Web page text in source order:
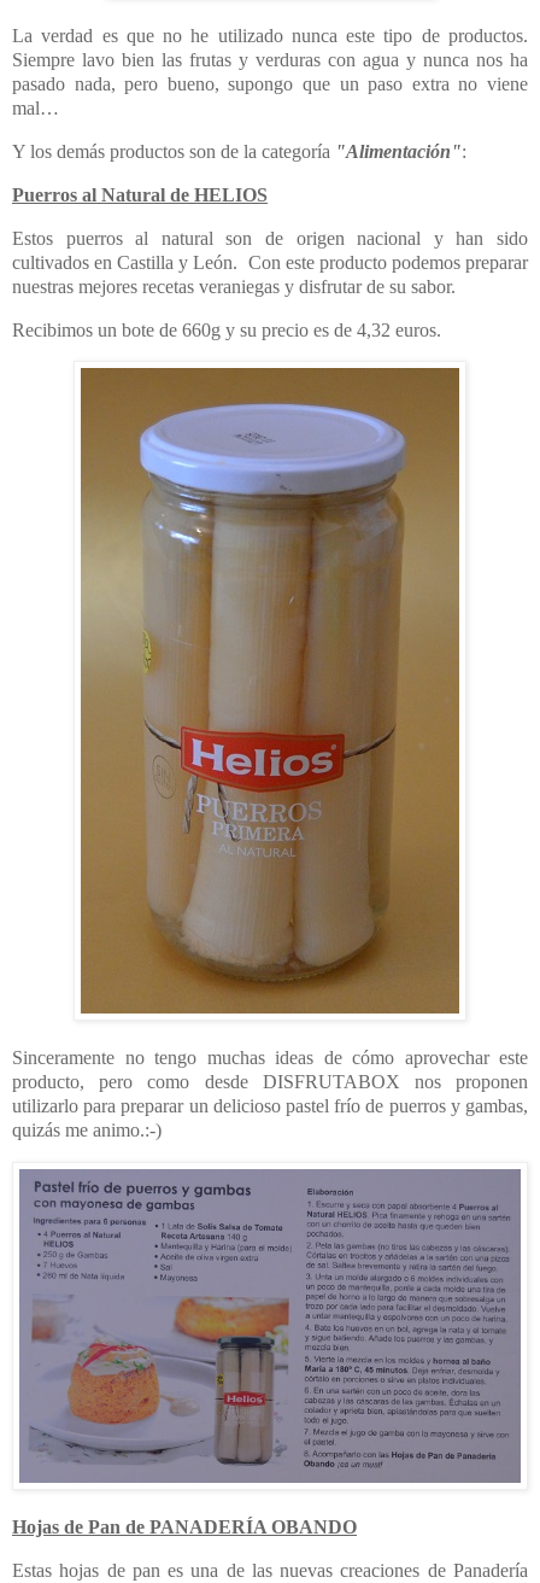
La verdad es que no he utilizado nunca este tipo de productos.
Siempre lavo bien las frutas y verduras con agua y nunca nos ha
pasado nada, pero bueno, supongo que un paso extra no viene
mal…
Y los demás productos son de la categoría "Alimentación":
Puerros al Natural de HELIOS
Estos puerros al natural son de origen nacional y han sido
cultivados en Castilla y León. Con este producto podemos preparar
nuestras mejores recetas veraniegas y disfrutar de su sabor.
Recibimos un bote de 660g y su precio es de 4,32 euros.
Sinceramente no tengo muchas ideas de cómo aprovechar este
producto, pero como desde DISFRUTABOX nos proponen
utilizarlo para preparar un delicioso pastel frío de puerros y gambas,
quizás me animo.:-)
Hojas de Pan de PANADERÍA OBANDO
Estas hojas de pan es una de las nuevas creaciones de Panadería